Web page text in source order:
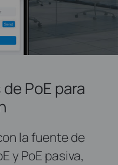
PoE para
la fuente de
y PoE pasiva,